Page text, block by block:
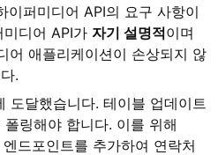
이퍼미디어 API의 요구 사항이
미디어 API가자기 설명적이며
어 애플리케이션이 손상되지 않
.
도달했습니다. 테이블 업데이트
링해야 합니다. 이를 위해
드포인트를 추가하여 연락처